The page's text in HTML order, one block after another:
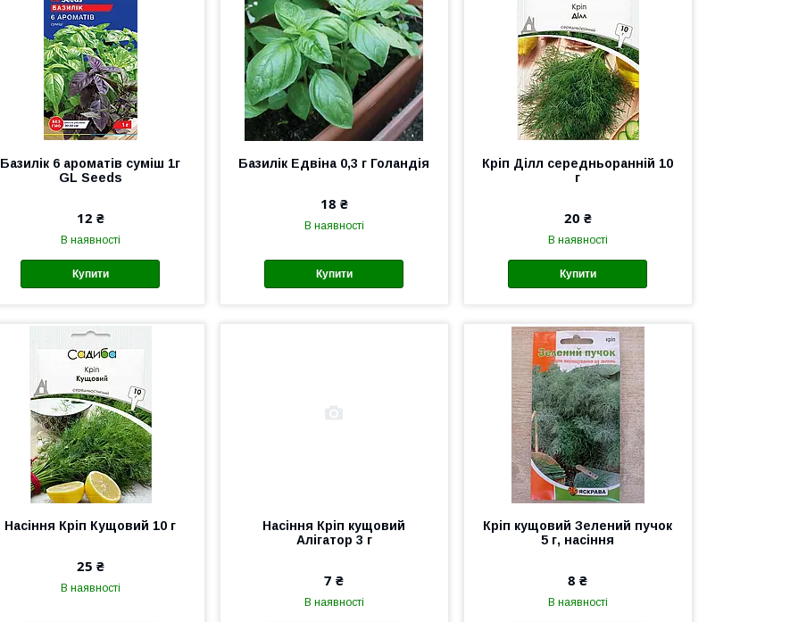
Базилiк 6 ароматiв суміш 1г
GL Seeds
12 ₴
В наявності
Купити
Базилік Едвіна 0,3 г Голандія
18 ₴
В наявності
Купити
Кріп Ділл середньоранній 10
г
20 ₴
В наявності
Купити
Насіння Кріп Кущовий 10 г
25 ₴
В наявності
Насіння Кріп кущовий
Алігатор 3 г
7 ₴
В наявності
Кріп кущовий Зелений пучок
5 г, насіння
8 ₴
В наявності